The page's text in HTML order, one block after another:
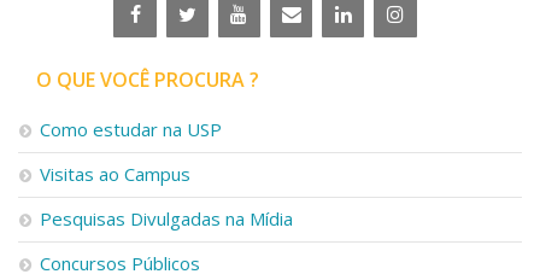
O QUE VOCÊ PROCURA ?
Como estudar na USP
Visitas ao Campus
Pesquisas Divulgadas na Mídia
Concursos Públicos